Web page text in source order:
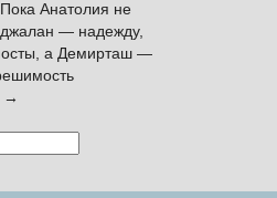
Анатолия не
— надежду,
а Демирташ —
→